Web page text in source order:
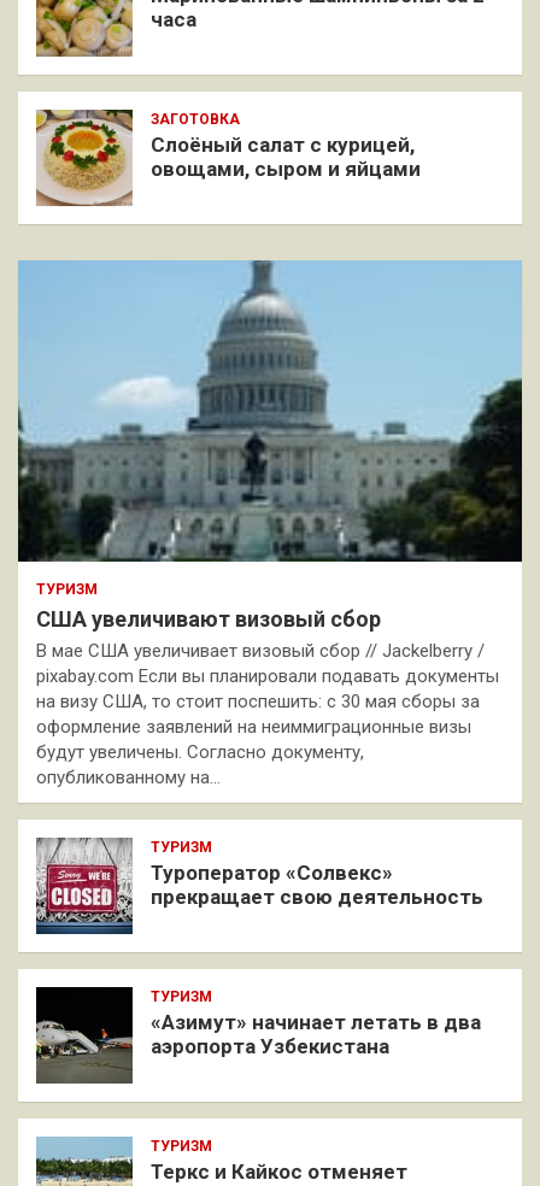
часа
ЗАГОТОВКА
Слоёный салат с курицей,
овощами, сыром и яйцами
ТУРИЗМ
США увеличивают визовый сбор
В мае США увеличивает визовый сбор // Jackelberry /
pixabay.com Если вы планировали подавать документы
на визу США, то стоит поспешить: с 30 мая сборы за
оформление заявлений на неиммиграционные визы
будут увеличены. Согласно документу,
опубликованному на…
ТУРИЗМ
Туроператор «Солвекс»
прекращает свою деятельность
ТУРИЗМ
«Азимут» начинает летать в два
аэропорта Узбекистана
ТУРИЗМ
Теркс и Кайкос отменяет